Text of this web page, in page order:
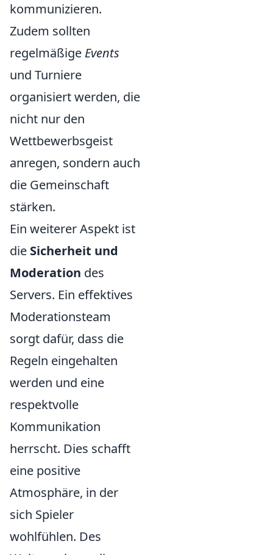
kommunizieren.
Zudem sollten
regelmäßige Events
und Turniere
organisiert werden, die
nicht nur den
Wettbewerbsgeist
anregen, sondern auch
die Gemeinschaft
stärken.
Ein weiterer Aspekt ist
die Sicherheit und
Moderation des
Servers. Ein effektives
Moderationsteam
sorgt dafür, dass die
Regeln eingehalten
werden und eine
respektvolle
Kommunikation
herrscht. Dies schafft
eine positive
Atmosphäre, in der
sich Spieler
wohlfühlen. Des